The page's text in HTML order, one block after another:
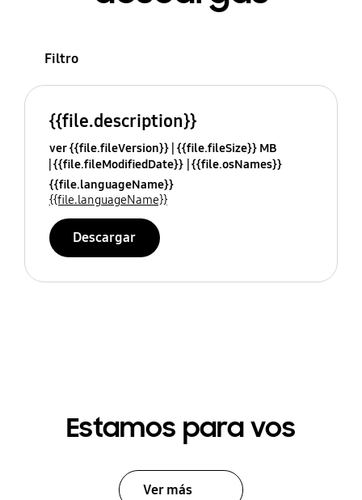
Filtro
{{file.description}}
ver {{file.fileVersion}} {{file.fileSize}} MB
{{file.fileModifiedDate}} {{file.osNames}}
{{file.languageName}}
{{file.languageName}}
Descargar
Estamos para vos
Ver más